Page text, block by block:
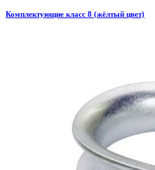
Комплектующие класс 8 (жёлтый цвет)